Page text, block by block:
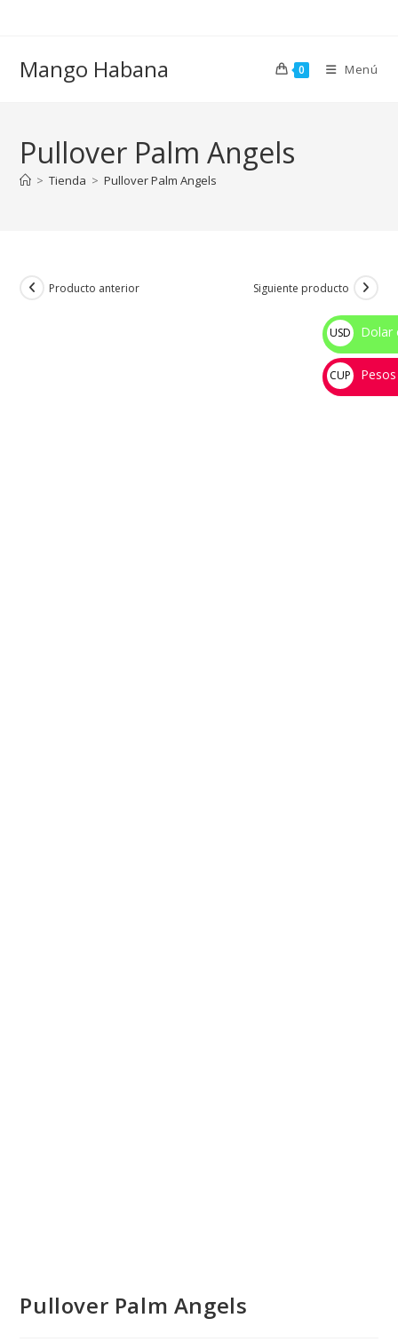
Mango Habana 0 Menú
Pullover Palm Angels
> Tienda > Pullover Palm Angels
Producto anterior Siguiente producto
Pullover Palm Angels
USD
$
Dolar
CUP
💰
Pesos